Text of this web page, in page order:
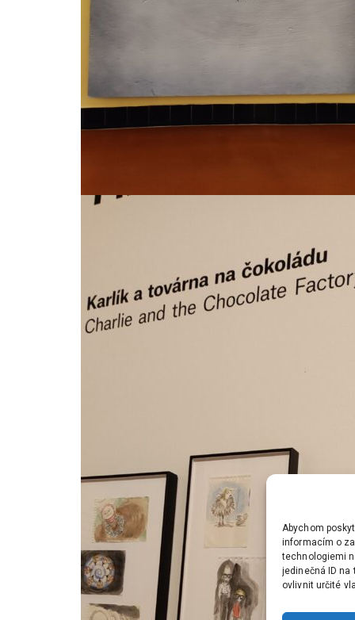
Abychom
informacím o
technologiemi
jedinečná ID na
ovlivnit určité